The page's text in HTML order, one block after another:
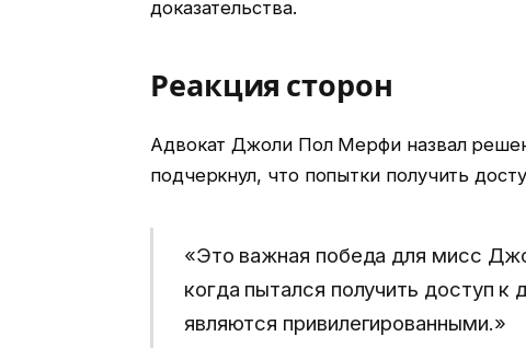
доказательства.
Реакция сторон
Адвокат Джоли Пол Мерфи назвал
подчеркнул, что попытки получить
«Это важная победа для мисс
когда пытался получить доступ
являются привилегированными.»